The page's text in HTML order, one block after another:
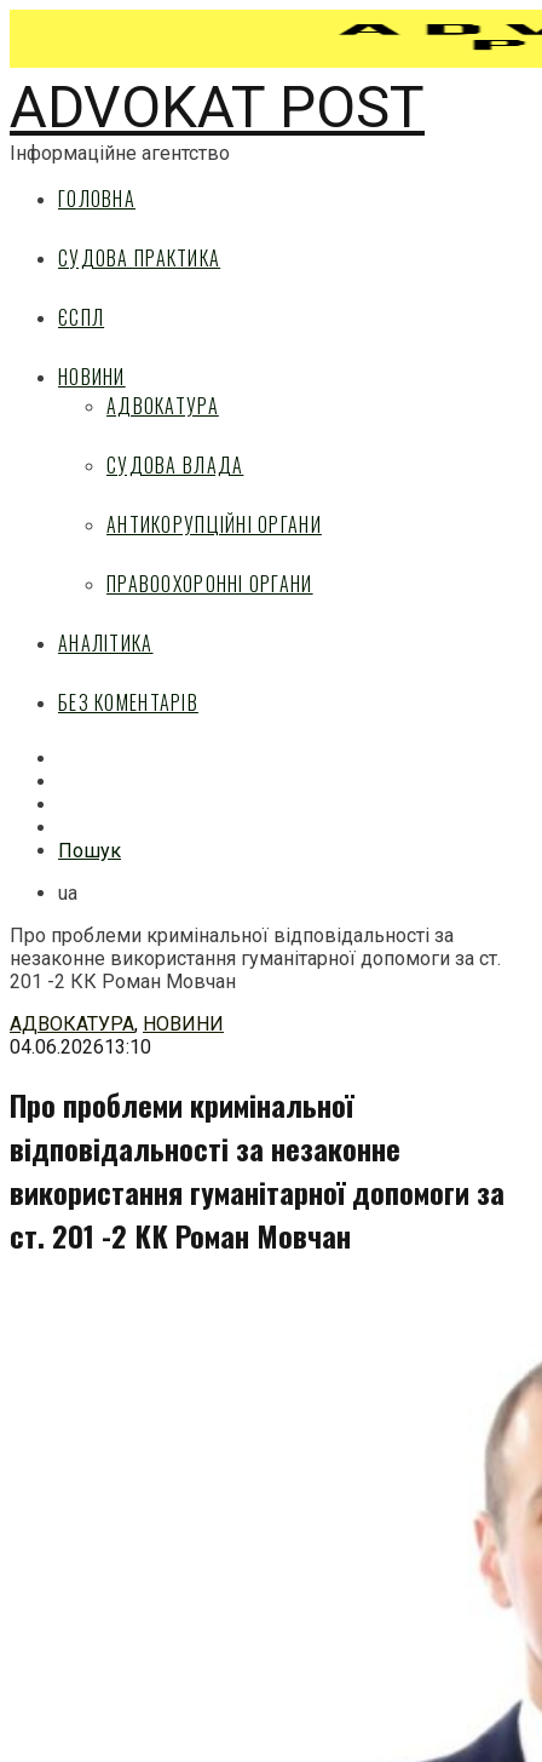
ADVOKAT POST
Інформаційне агентство
ГОЛОВНА
СУДОВА ПРАКТИКА
ЄСПЛ
НОВИНИ
АДВОКАТУРА
СУДОВА ВЛАДА
АНТИКОРУПЦІЙНІ ОРГАНИ
ПРАВООХОРОННІ ОРГАНИ
АНАЛІТИКА
БЕЗ КОМЕНТАРІВ
Пошук
ua
Про проблеми кримінальної відповідальності за
незаконне використання гуманітарної допомоги за ст.
201 -2 КК Роман Мовчан
Перейти
до
АДВОКАТУРА, НОВИНИ
04.06.202613:10
Про проблеми кримінальної
відповідальності за незаконне
використання гуманітарної допомоги за
ст. 201 -2 КК Роман Мовчан